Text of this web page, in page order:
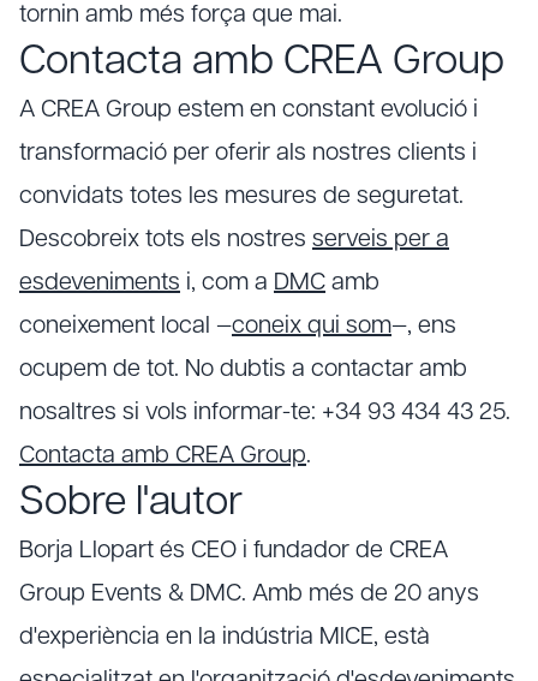
tornin amb més força que mai.
Contacta amb CREA Group
A CREA Group estem en constant evolució i
transformació per oferir als nostres clients i
convidats totes les mesures de seguretat.
Descobreix tots els nostres serveis per a
esdeveniments i, com a DMC amb
coneixement local —coneix qui som—, ens
ocupem de tot. No dubtis a contactar amb
nosaltres si vols informar-te: +34 93 434 43 25.
Contacta amb CREA Group.
Sobre l'autor
Borja Llopart és CEO i fundador de CREA
Group Events & DMC. Amb més de 20 anys
d'experiència en la indústria MICE, està